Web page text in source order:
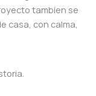
tambien se
casa, con calma,